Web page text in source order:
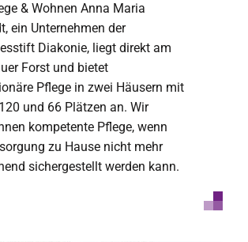
& Wohnen Anna Maria
ein Unternehmen der
Diakonie, liegt direkt am
Forst und bietet
Pflege in zwei Häusern mit
und 66 Plätzen an. Wir
kompetente Pflege, wenn
zu Hause nicht mehr
sichergestellt werden kann.